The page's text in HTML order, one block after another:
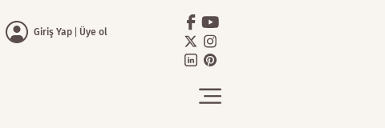
Giriş Yap Üye ol